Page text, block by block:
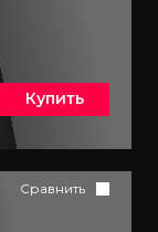
Купить
Сравнить